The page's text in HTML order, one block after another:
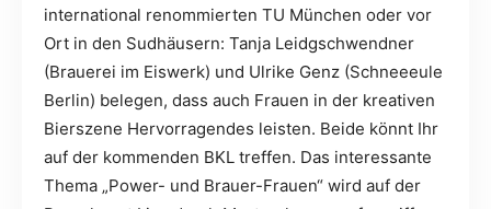
international renommierten TU München oder vor
Ort in den Sudhäusern: Tanja Leidgschwendner
(Brauerei im Eiswerk) und Ulrike Genz (Schneeeule
Berlin) belegen, dass auch Frauen in der kreativen
Bierszene Hervorragendes leisten. Beide könnt Ihr
auf der kommenden BKL treffen. Das interessante
Thema „Power- und Brauer-Frauen“ wird auf der